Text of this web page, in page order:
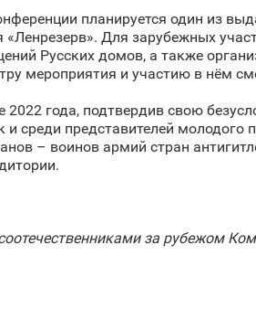
планируется один из
Для зарубежных
Русских домов, а также
мероприятия и участию в нём
года, подтвердив свою
среди представителей молодого
– воинов армий стран
за рубежом